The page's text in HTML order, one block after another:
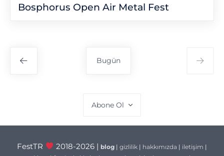
Bosphorus Open Air Metal Fest
Bugün
Abone Ol
FestTR 2018-2026 | blog| gizlilik| hakkımızda | iletişim |